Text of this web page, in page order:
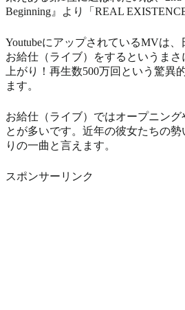
Beginning』より「REAL
YoutubeにアップされているMVは
お給仕（ライブ）をするというまさ
上がり！再生数500万回という驚異
ます。
お給仕（ライブ）ではオープニング
とが多いです。近年の彼女たちの
りの一曲と言えます。
スポンサーリンク